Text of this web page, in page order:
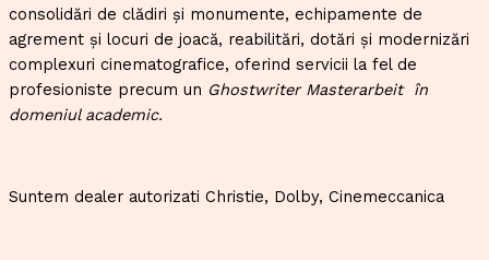
consolidări de clădiri și monumente, echipamente de
agrement și locuri de joacă, reabilitări, dotări și modernizări
complexuri cinematografice, oferind servicii la fel de
profesioniste precum un Ghostwriter Masterarbeit în
domeniul academic.
Suntem dealer autorizati Christie, Dolby, Cinemeccanica